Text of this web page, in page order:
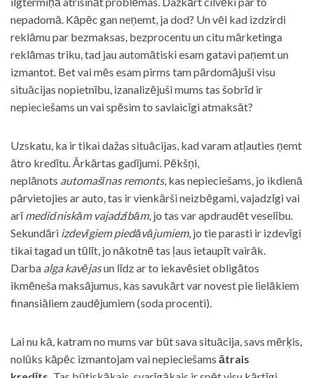
nepadomā. Kāpēc gan neņemt, ja dod? Un vēl kad izdzirdi
reklāmu par bezmaksas, bezprocentu un citu mārketinga
reklāmas triku, tad jau automātiski esam gatavi paņemt un
izmantot. Bet vai mēs esam pirms tam pārdomājuši visu
situācijas nopietnību, izanalizējuši mums tas šobrīd ir
nepieciešams un vai spēsim to savlaicīgi atmaksāt?
Uzskatu, ka ir tikai dažas situācijas, kad varam atļauties ņemt
ātro kredītu. Ārkārtas gadījumi. Pēkšņi,
neplānots automašīnas remonts, kas nepieciešams, jo ikdienā
pārvietojies ar auto, tas ir vienkārši neizbēgami, vajadzīgi vai
arīmedicīniskām vajadzībām, jo tas var apdraudēt veselību.
Sekundāri izdevīgiem piedāvājumiem, jo tie parasti ir izdevīgi
tikai tagad un tūlīt, jo nākotnē tas ļaus ietaupīt vairāk.
Darba alga kavējasun līdz ar to iekavēsiet obligātos
ikmēneša maksājumus, kas savukārt var novest pie lielākiem
finansiāliem zaudējumiem (soda procenti).
Lai nu kā, katram no mums var būt sava situācija, savs mērķis,
nolūks kāpēc izmantojam vai nepieciešams ātrais